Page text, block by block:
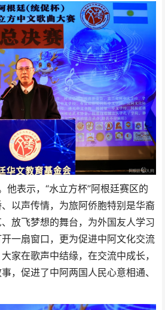
表示，“水立方杯”阿根廷赛区的
以声传情，为旅阿侨胞特别是华裔
放飞梦想的舞台，为外国友人学习
一扇窗口，更为促进中阿文化交流
家在歌声中结缘，在交流中成长，
，促进了中阿两国人民心意相通、